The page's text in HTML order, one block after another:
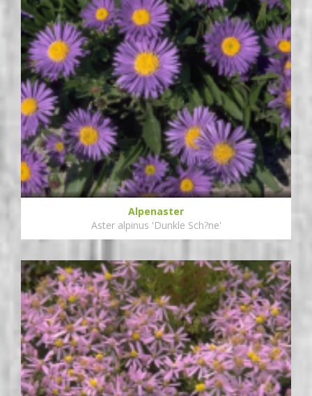
Alpenaster
Aster alpinus 'Dunkle Sch?ne'